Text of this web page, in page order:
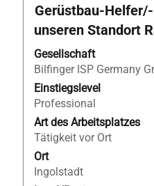
Stellenbezeichnung
Gerüstbau-
unseren Standort
Gesellschaft
Bilfinger ISP Germany
Einstiegslevel
Professional
Art des Arbeitsplatzes
Tätigkeit vor Ort
Ort
Ingolstadt
Drücken
die
Leertaste,
um
die
Stelleninformationen
vollständig
anzuzeigen.